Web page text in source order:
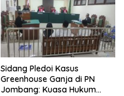
Sidang Pledoi Kasus
Greenhouse Ganja di PN
Jombang: Kuasa Hukum